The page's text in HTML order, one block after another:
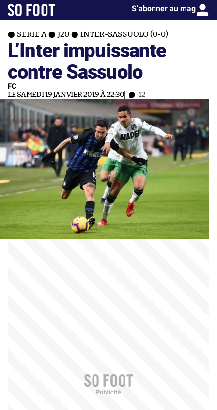
S’abonner au mag
SERIE A J20 INTER-SASSUOLO (0-0)
L’Inter impuissante
contre Sassuolo
FC
LE SAMEDI 19 JANVIER 2019 À 22:30 12